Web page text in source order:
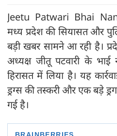
Jeetu Patwari Bhai
मध्य प्रदेश की सियासत और
बड़ी खबर सामने आ रही है।
अध्यक्ष जीतू पटवारी के भाई
हिरासत में लिया है। यह
ड्रग्स की तस्करी और एक बड़े
गई है।